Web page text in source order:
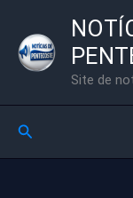
para
Site de
Pesquisar